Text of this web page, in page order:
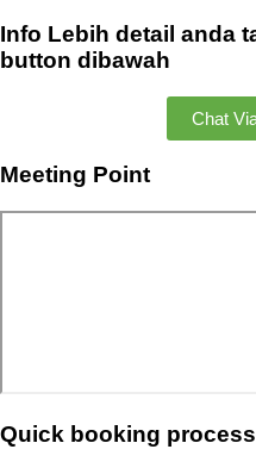
Info Lebih detail anda
button dibawah
Chat
Meeting Point
Quick booking process